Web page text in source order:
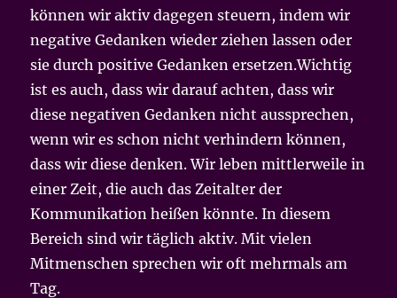
können wir aktiv dagegen steuern, indem wir
negative Gedanken wieder ziehen lassen oder
sie durch positive Gedanken ersetzen.Wichtig
ist es auch, dass wir darauf achten, dass wir
diese negativen Gedanken nicht aussprechen,
wenn wir es schon nicht verhindern können,
dass wir diese denken. Wir leben mittlerweile in
einer Zeit, die auch das Zeitalter der
Kommunikation heißen könnte. In diesem
Bereich sind wir täglich aktiv. Mit vielen
Mitmenschen sprechen wir oft mehrmals am
Tag.